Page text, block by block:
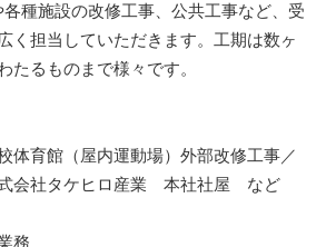
種施設の改修工事、公共工事など、受
く担当していただきます。工期は数ヶ
たるものまで様々です。
体育館（屋内運動場）外部改修工事／
会社タケヒロ産業 本社社屋 など
務